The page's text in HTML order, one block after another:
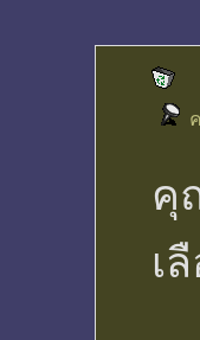
คุ
เ